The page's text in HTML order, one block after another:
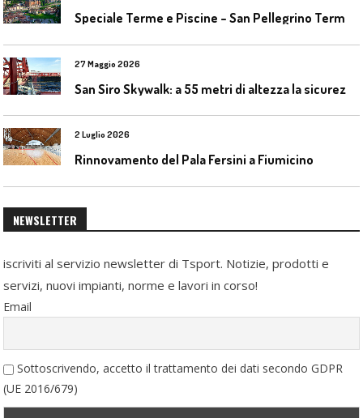
27 Maggio 2026
2 Luglio 2026
Rinnovamento del Pala Fersini a Fiumicino
NEWSLETTER
iscriviti al servizio newsletter di Tsport. Notizie, prodotti e
servizi, nuovi impianti, norme e lavori in corso!
Email
Sottoscrivendo, accetto il trattamento dei dati secondo GDPR
(UE 2016/679)